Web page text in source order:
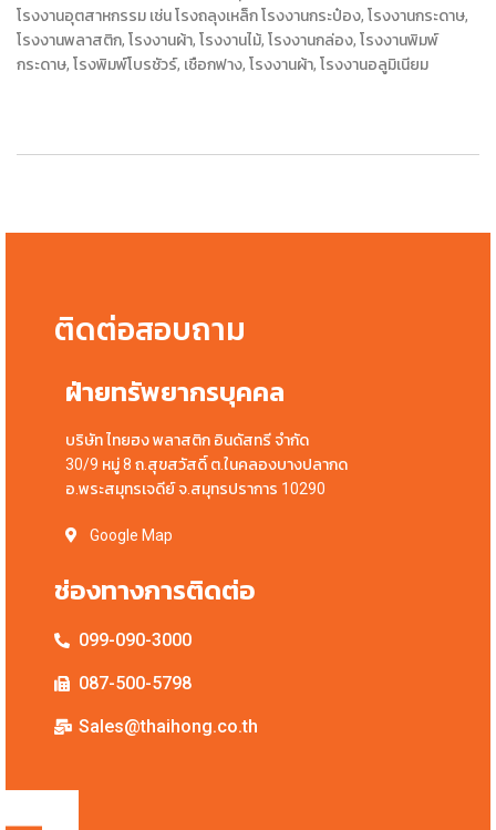
โรงงานอุตสาหกรรม เช่น โรงถลุงเหล็ก โรงงานกระป๋อง, โรงงานกระดาษ,
โรงงานพลาสติก, โรงงานผ้า, โรงงานไม้, โรงงานกล่อง, โรงงานพิมพ์
กระดาษ, โรงพิมพ์โบรชัวร์, เชือกฟาง, โรงงานผ้า, โรงงานอลูมิเนียม
ติดต่อสอบถาม
ฝ่ายทรัพยากรบุคคล
บริษัท ไทยฮง พลาสติก อินดัสทรี จำกัด
30/9 หมู่ 8 ถ.สุขสวัสดิ์ ต.ในคลองบางปลากด
อ.พระสมุทรเจดีย์ จ.สมุทรปราการ 10290
Google Map
ช่องทางการติดต่อ
099-090-3000
087-500-5798
Sales@thaihong.co.th